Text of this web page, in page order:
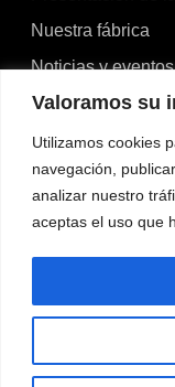
Valoramos su
Utilizamos cookies
navegación,
analizar nuestro
aceptas el uso que
Nuestra fábrica
Noticias y eventos
Vídeos
Blogs
Contacto
Contacto
No.526,
Zhongshan,